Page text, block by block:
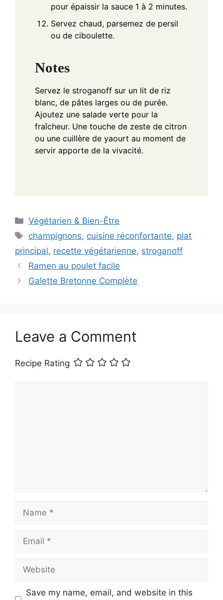
pour épaissir la sauce 1 à 2 minutes.
Servez chaud, parsemez de persil
ou de ciboulette.
Notes
Servez le stroganoff sur un lit de riz
blanc, de pâtes larges ou de purée.
Ajoutez une salade verte pour la
fraîcheur. Une touche de zeste de citron
ou une cuillère de yaourt au moment de
servir apporte de la vivacité.
Categories
Végétarien & Bien-Être
Tags
champignons, cuisine réconfortante, plat
principal, recette végétarienne, stroganoff
Ramen au poulet facile
Galette Bretonne Complète
Leave a Comment
Recipe Rating
Name
Email
Website
Save my name, email, and website in this